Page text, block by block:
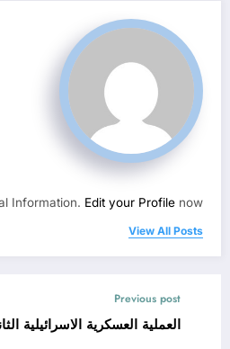
Information. Edit your Profile now.
View All Posts
Previous post
العملية العسكرية الاسرائيلية الثانية في الضفة الغربية